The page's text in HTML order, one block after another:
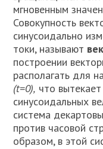
мгновенным
Совокупность
синусоидально
токи, называют
построении
располагать для
(t=0), что
синусоидальных
система
против часовой
образом, в этой